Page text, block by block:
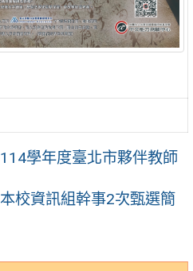
114學年度臺北市夥伴教師
本校資訊組幹事2次甄選簡